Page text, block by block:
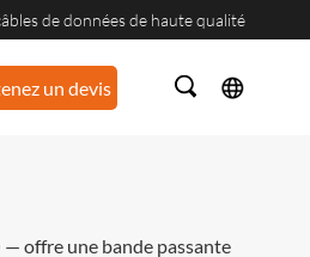
de données de haute qualité
un devis
offre une bande passante